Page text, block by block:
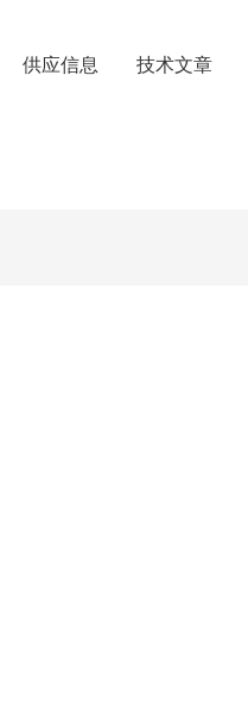
供应信息 技术文章